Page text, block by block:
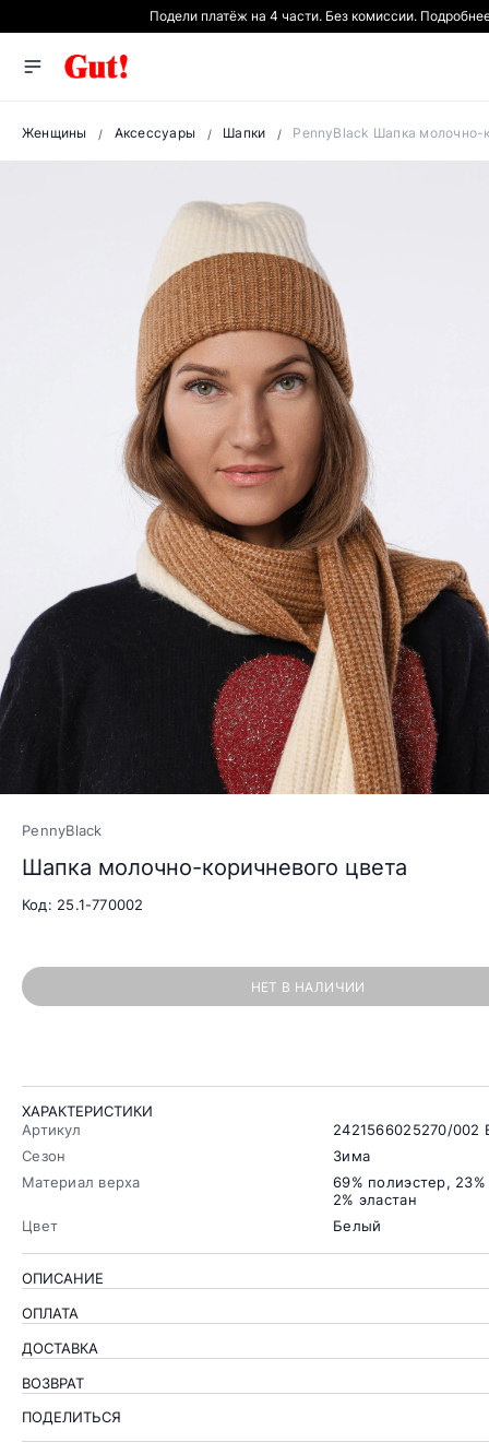
Подели платёж на 4 части. Без комиссии.
Женщины Аксессуары Шапки PennyBlack Шапка молочно-
PennyBlack
Шапка молочно-коричневого цвета
Код: 25.1-770002
НЕТ В НАЛИЧИИ
ХАРАКТЕРИСТИКИ
Артикул
2421566025270/002
Сезон
Зима
Материал верха
69% полиэстер,
2% эластан
Цвет
Белый
ОПИСАНИЕ
ОПЛАТА
ДОСТАВКА
ВОЗВРАТ
ПОДЕЛИТЬСЯ